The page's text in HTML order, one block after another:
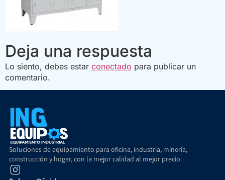
Deja una respuesta
Lo siento, debes estar conectado para publicar un
comentario.
Soluciones de equipamiento para oficina, industria, minería,
construcción y hogar, con la mejor calidad al mejor precio.